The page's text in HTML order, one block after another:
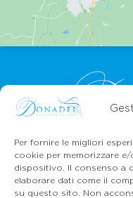
Per fornire le migliori
cookie per memorizzare
dispositivo. Il consenso a
elaborare dati come il
su questo sito. Non
Mail: